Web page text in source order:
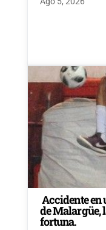
Accidente en
de Malargüe,
fortuna.